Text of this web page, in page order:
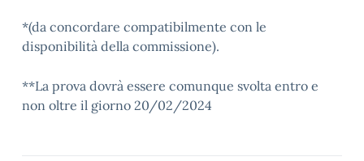
*(da concordare compatibilmente con le
disponibilità della commissione).
**La prova dovrà essere comunque svolta entro e
non oltre il giorno 20/02/2024